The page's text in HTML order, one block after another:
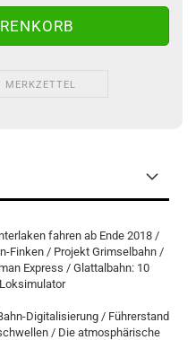
MERKZETTEL
fahren ab Ende 2018 /
Finken / Projekt Grimselbahn /
Express / Glattalbahn: 10
Digitalisierung / Führerstand
/ Die atmosphärische